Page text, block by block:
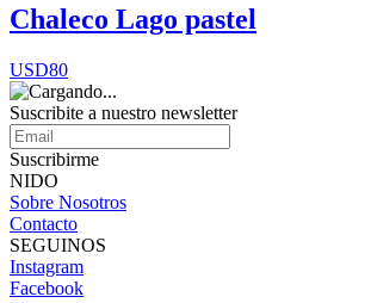
Chaleco Lago pastel
USD80
Suscribite a nuestro newsletter
Suscribirme
NIDO
Sobre Nosotros
Contacto
SEGUINOS
Instagram
Facebook